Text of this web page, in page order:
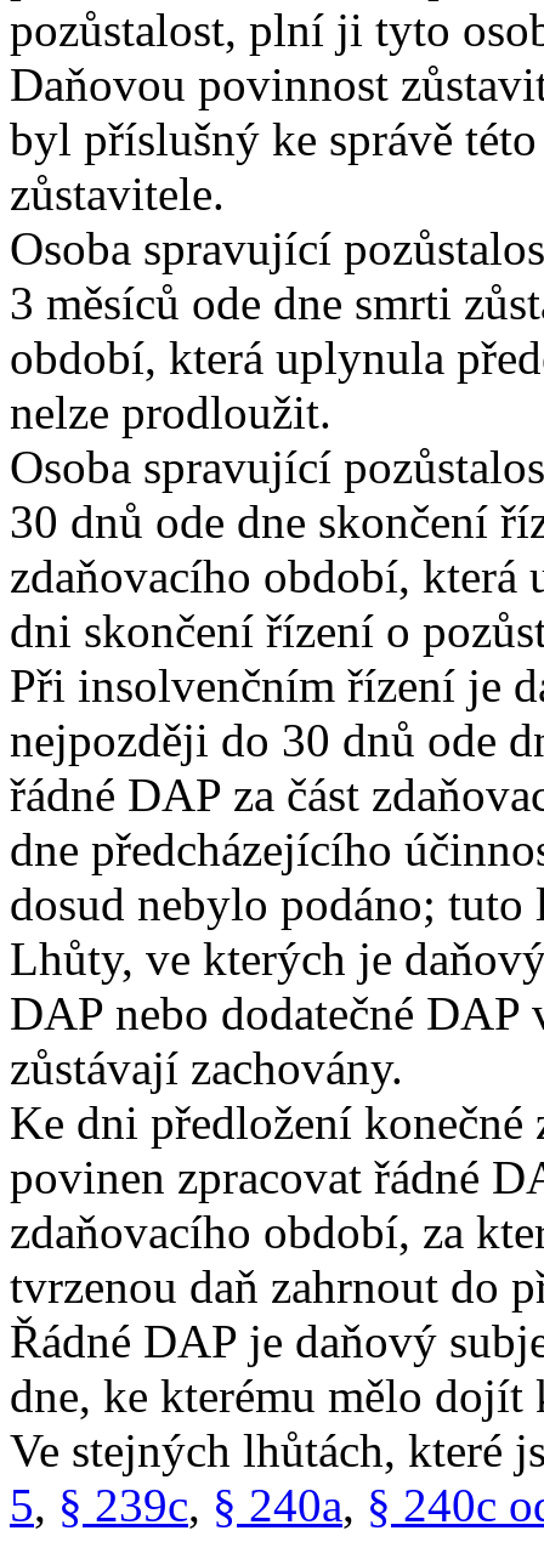
pozůstalost, plní ji tyto
Daňovou povinnost
byl příslušný ke správě
zůstavitele.
Osoba spravující
3 měsíců ode dne smrti
období, která uplynula
nelze prodloužit.
Osoba spravující
30 dnů ode dne skončení
zdaňovacího období, která
dni skončení řízení o
Při insolvenčním řízení je
nejpozději do 30 dnů ode
řádné DAP za část
dne předcházejícího
dosud nebylo podáno;
Lhůty, ve kterých je
DAP nebo dodatečné
zůstávají zachovány.
Ke dni předložení
povinen zpracovat řádné
zdaňovacího období, za
tvrzenou daň zahrnout do
Řádné DAP je daňový
dne, ke kterému mělo dojít
Ve stejných lhůtách, které
5, § 239c, § 240a, § 240c